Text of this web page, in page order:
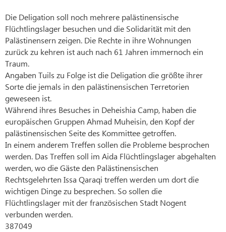
Die Deligation soll noch mehrere palästinensische
Flüchtlingslager besuchen und die Solidarität mit den
Palästinensern zeigen. Die Rechte in ihre Wohnungen
zurück zu kehren ist auch nach 61 Jahren immernoch ein
Traum.
Angaben Tuils zu Folge ist die Deligation die größte ihrer
Sorte die jemals in den palästinensischen Terretorien
geweseen ist.
Während ihres Besuches in Deheishia Camp, haben die
europäischen Gruppen Ahmad Muheisin, den Kopf der
palästinensischen Seite des Kommittee getroffen.
In einem anderem Treffen sollen die Probleme besprochen
werden. Das Treffen soll im Aida Flüchtlingslager abgehalten
werden, wo die Gäste den Palästinensischen
Rechtsgelehrten Issa Qaraqi treffen werden um dort die
wichtigen Dinge zu besprechen. So sollen die
Flüchtlingslager mit der französischen Stadt Nogent
verbunden werden.
387049